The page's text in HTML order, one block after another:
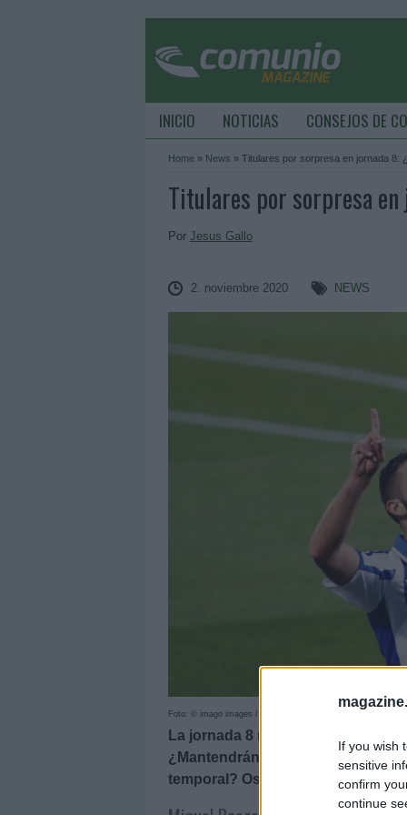
If you wish
sensitive
confirm
continue
INICIO NOTICIAS CONSEJOS DE
Home » News » Titulares por sorpresa en jornada 8:
Titulares por sorpresa en
Por Jesus Gallo
2. noviembre 2020 NEWS
Foto: © imago images / Agencia EFE
La jornada 8 nos dejó varios
¿Mantendrán estos jugadores su
temporal? Os dejamos nuestra